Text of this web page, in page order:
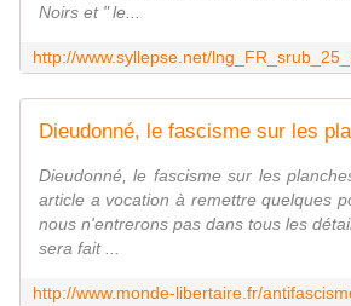
Noirs et " le...
Dieudonné, le fascisme sur les
Dieudonné, le fascisme sur les
article a vocation à remettre quelques
nous n'entrerons pas dans tous les
sera fait ...